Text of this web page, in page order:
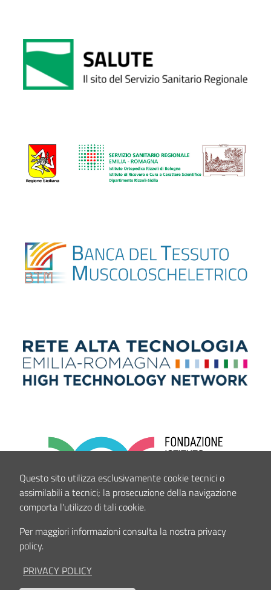
Questo sito utilizza esclusivamente cookie tecnici o
assimilabili a tecnici; la prosecuzione della navigazione
comporta l'utilizzo di tali cookie.
Per maggiori informazioni consulta la nostra privacy
policy.
PRIVACY POLICY